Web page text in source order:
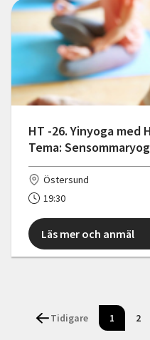
HT -26. Yinyoga med
Tema:
Östersund
19:30
Läs mer och anmäl
Tidigare 1 2